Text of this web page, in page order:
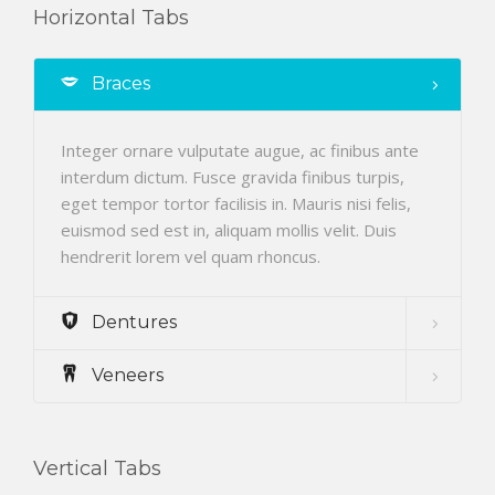
CONTACTO
Horizontal Tabs
Braces
Integer ornare vulputate augue, ac finibus ante
interdum dictum. Fusce gravida finibus turpis,
eget tempor tortor facilisis in. Mauris nisi felis,
euismod sed est in, aliquam mollis velit. Duis
hendrerit lorem vel quam rhoncus.
Dentures
Veneers
Vertical Tabs